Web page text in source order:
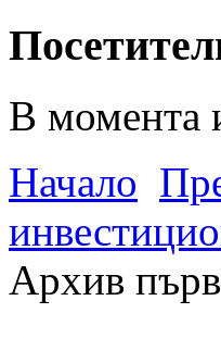
В момента
Начало
Архив